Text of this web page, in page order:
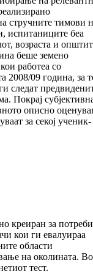
стручните тимови
испитаниците беа
возраста и
беше земено
работеа со
2008/09 година, за
следат
Покрај
описно
за секој ученик-
креиран за
кои ги евалуираа
области
на околината. Во
тест.